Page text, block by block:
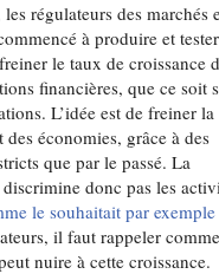
régulateurs des marchés
à produire et
le taux de croissance
financières, que ce soit
L’idée est de freiner la
des économies, grâce à des
que par le passé. La
donc pas les
le souhaitait par
il faut rappeler
nuire à cette croissance.